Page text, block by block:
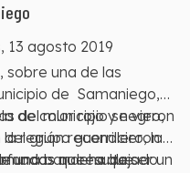
13 agosto 2019
sobre una de las
de Samaniego,
de color rojo y negro,
región reconocieron
una bandera que
del municipio se vieron
grupo guerrillero, la
no resulta ser un
que ha dejado